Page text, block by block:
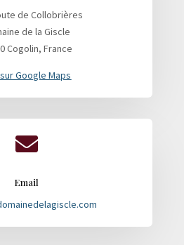
de Collobrières
de la Giscle
Cogolin, France
Google Maps

Email